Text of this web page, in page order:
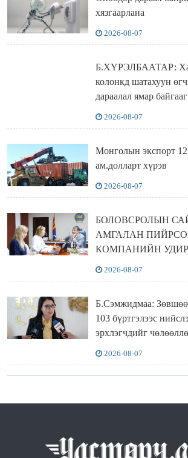
хязгаарлана
2026-08-07
Б.ХҮРЭЛБААТАР:
колонкд шатахуун өгч
дараалал ямар
сайтаас харах
2026-08-07
Монголын экспорт
ам.долларт хүрэв
2026-08-07
БОЛОВСРОЛЫН
АМГАЛАН
КОМПАНИЙН
УУЛЗЛАА
2026-08-07
Б.Сэмжидмаа:
103 бүртгэлээс
эрхлэгчдийг
2026-08-07